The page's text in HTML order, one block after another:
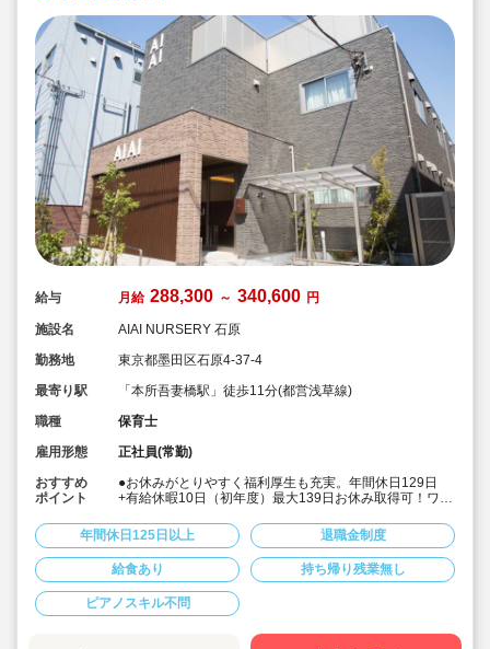
給与 月給 288,300 ～ 340,600 円
施設名
AIAI NURSERY 石原
勤務地
東京都墨田区石原4-37-4
最寄り駅
「本所吾妻橋駅」徒歩11分(都営浅草線)
職種
保育士
雇用形態
正社員(常勤)
おすすめ
ポイント
●お休みがとりやすく福利厚生も充実。年間休日129日
+有給休暇10日（初年度）最大139日お休み取得可！ワー
●給食費補助、借り上げ社宅制度あり、退職金制度など福
利厚生も充実しています
●少人数制保育で子ども一人ひとりに寄り添う保育ができ
ます。
●チーム保育で複数担任制を取っております。
●保育に専念できる環境づくり
連絡帳や日誌のアプリ化を始め、園だより等も手書き作
業がありません。ICTツールで書類作成の負担を軽減して
年間休日125日以上 退職金制度
給食あり 持ち帰り残業無し
ピアノスキル不問